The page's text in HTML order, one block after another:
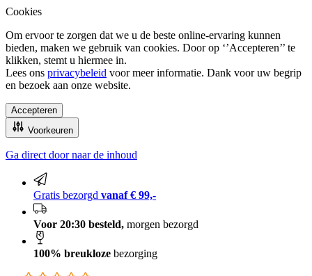
Cookies
Om ervoor te zorgen dat we u de beste online-ervaring kunnen
bieden, maken we gebruik van cookies. Door op ‘’Accepteren’’ te
klikken, stemt u hiermee in.
Lees ons privacybeleid voor meer informatie. Dank voor uw begrip
en bezoek aan onze website.
Accepteren
Voorkeuren
100% breukloze bezorging
Ga direct door naar de inhoud
Gratis bezorgd vanaf € 99,-
Voor 20:30 besteld, morgen bezorgd
100% breukloze bezorging